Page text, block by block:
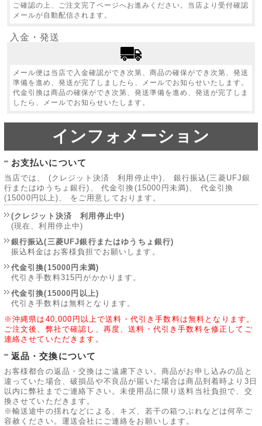
ご確認の上、ご注文完了ページへお進みください。当店より受付確認
メールが自動配信されます。
入金・発送
メール便は当店で入金確認ができ次第、商品の確保ができ次第、発送
準備を進め、発送が完了しましたら、メールでお知らせいたします。
代金引換は商品の確保ができ次第、発送準備を進め、発送が完了しま
したら、メールでお知らせいたします。
インフォメーション
お支払いについて
当店では、 (クレジット決済 利用停止中)、 銀行振込(三菱UFJ銀
行またはゆうちょ銀行)、 代金引換(15000円未満)、 代金引換
(15000円以上)、 をご用意しております。
(クレジット決済 利用停止中)
(現在、利用停止中)
銀行振込(三菱UFJ銀行またはゆうちょ銀行)
振込料金はお客様負担でお願いします。
代金引換(15000円未満)
代引き手数料315円がかかります。
代金引換(15000円以上)
代引き手数料は無料となります。
※沖縄県は40,000円以上で送料・代引き手数料は無料となります。
ご注文後、弊社で確認し、再度、送料・代引き手数料を修正してご
連絡させていただきます。
返品・交換について
お客様都合の返品・交換はご遠慮下さい。商品がお申し込みの品と
違っていた場合、破損品や不良品が届いた場合は商品到着時より3日
以内に弊社までご連絡下さい。未使用品に限り送料当社負担で、交
換させていただきます。
※輸送途中の揺れなどによる、キズ、若干の箱つぶれなどは何卒ご
容赦ください。運送会社にご連絡をお願いします。